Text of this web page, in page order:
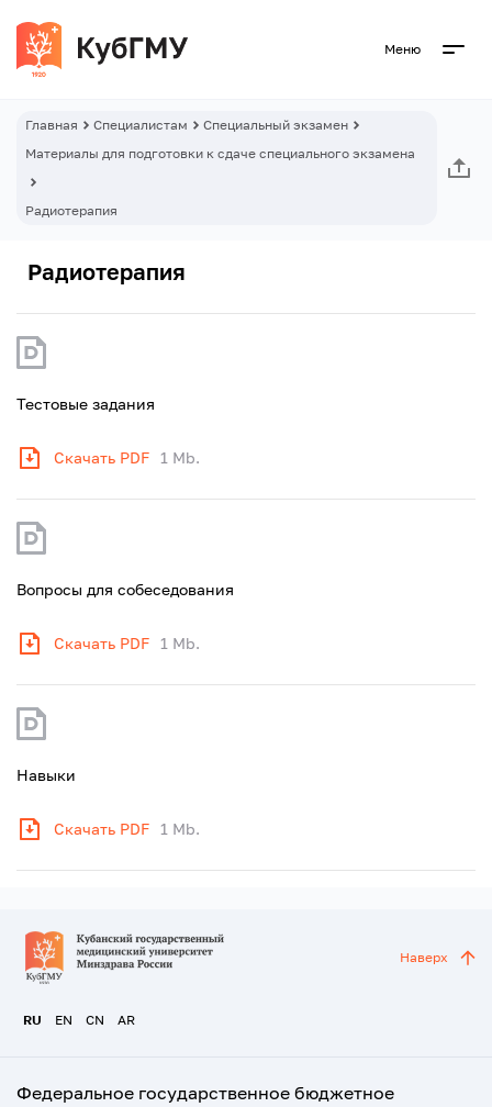
Меню
Главная Специалистам
Специальный экзамен
Материалы для подготовки к сдаче специального экзамена
Радиотерапия
Радиотерапия
Тестовые задания
Скачать PDF 1 Mb.
Вопросы для собеседования
Скачать PDF 1 Mb.
Навыки
Скачать PDF 1 Mb.
RU EN CN AR
Наверх
Федеральное государственное бюджетное